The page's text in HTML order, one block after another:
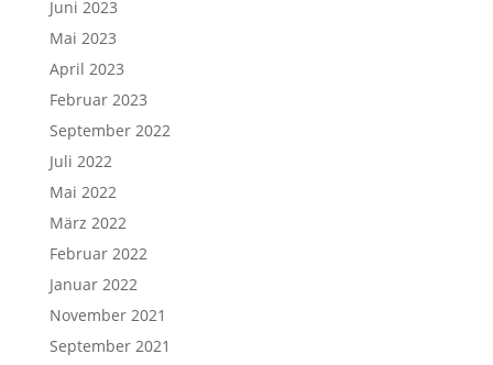
Juni 2023
Mai 2023
April 2023
Februar 2023
September 2022
Juli 2022
Mai 2022
März 2022
Februar 2022
Januar 2022
November 2021
September 2021